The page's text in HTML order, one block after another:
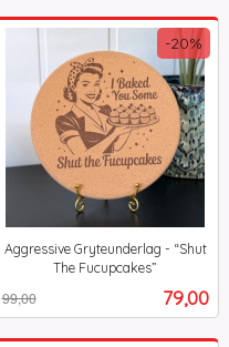
Aggressive Gryteunderlag - “Shut
The Fucupcakes”
Tilbud
79,00
99,00
-20%
mva.